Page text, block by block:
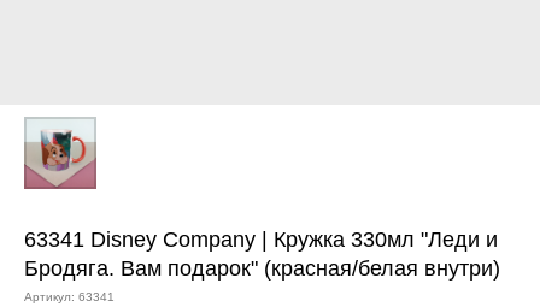
63341 Disney Company | Кружка 330мл "Леди и
Бродяга. Вам подарок" (красная/белая внутри)
Артикул: 63341